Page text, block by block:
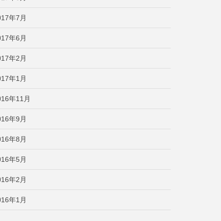
年7月
年6月
年2月
年1月
年11月
年9月
年8月
年5月
年2月
年1月